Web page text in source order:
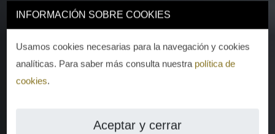
INFORMACIÓN SOBRE COOKIES
Usamos cookies necesarias para la navegación y cookies
analíticas. Para saber más consulta nuestra política de
cookies.
Aceptar y cerrar